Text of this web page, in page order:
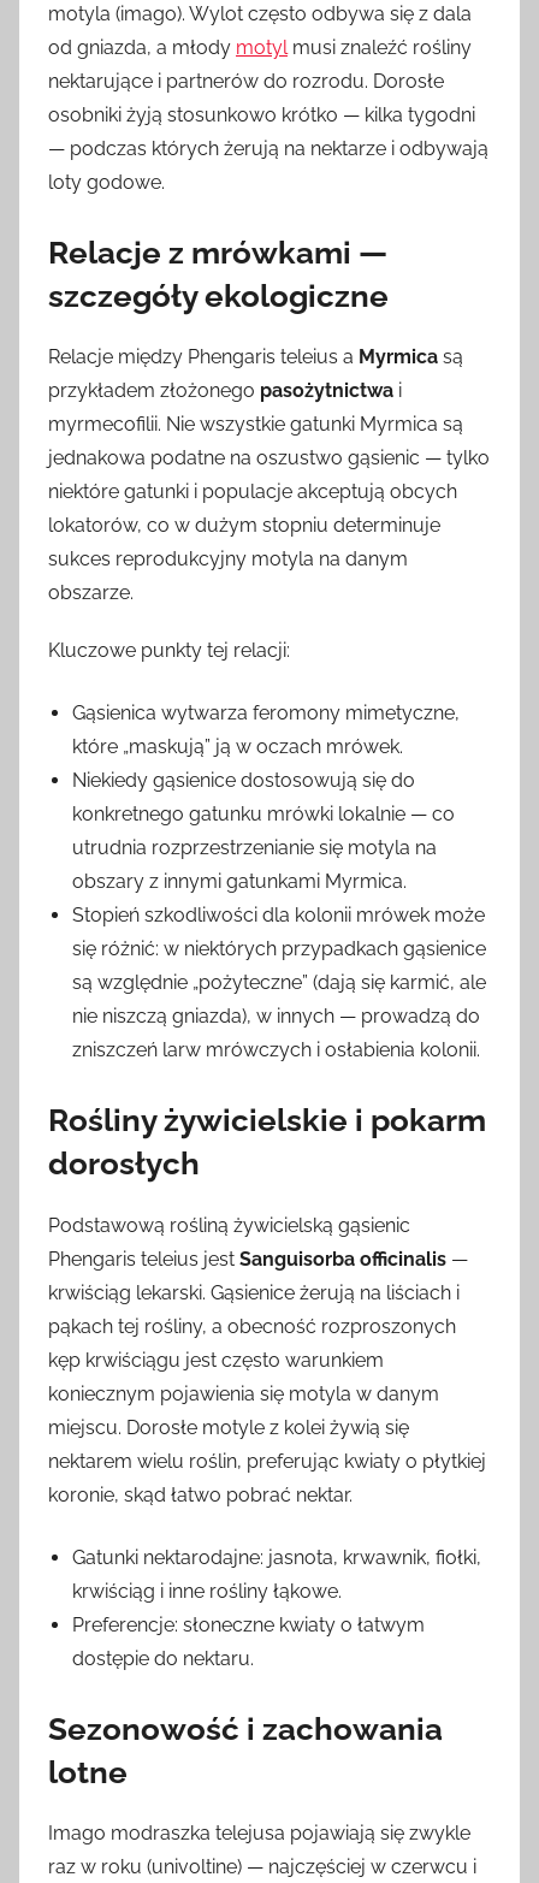
motyla (imago). Wylot często odbywa się z dala
od gniazda, a młody motylmusi znaleźć rośliny
nektarujące i partnerów do rozrodu. Dorosłe
osobniki żyją stosunkowo krótko — kilka tygodni
— podczas których żerują na nektarze i odbywają
loty godowe.
Relacje z mrówkami —
szczegóły ekologiczne
Relacje między Phengaris teleius a Myrmica są
przykładem złożonego pasożytnictwa i
myrmecofilii. Nie wszystkie gatunki Myrmica są
jednakowa podatne na oszustwo gąsienic — tylko
niektóre gatunki i populacje akceptują obcych
lokatorów, co w dużym stopniu determinuje
sukces reprodukcyjny motyla na danym
obszarze.
Kluczowe punkty tej relacji:
Gąsienica wytwarza feromony mimetyczne,
które „maskują” ją w oczach mrówek.
Niekiedy gąsienice dostosowują się do
konkretnego gatunku mrówki lokalnie — co
utrudnia rozprzestrzenianie się motyla na
obszary z innymi gatunkami Myrmica.
Stopień szkodliwości dla kolonii mrówek może
się różnić: w niektórych przypadkach gąsienice
są względnie „pożyteczne” (dają się karmić, ale
nie niszczą gniazda), w innych — prowadzą do
zniszczeń larw mrówczych i osłabienia kolonii.
Rośliny żywicielskie i pokarm
dorosłych
Podstawową rośliną żywicielską gąsienic
Phengaris teleius jest Sanguisorba officinalis —
krwiściąg lekarski. Gąsienice żerują na liściach i
pąkach tej rośliny, a obecność rozproszonych
kęp krwiściągu jest często warunkiem
koniecznym pojawienia się motyla w danym
miejscu. Dorosłe motyle z kolei żywią się
nektarem wielu roślin, preferując kwiaty o płytkiej
koronie, skąd łatwo pobrać nektar.
Gatunki nektarodajne: jasnota, krwawnik, fiołki,
krwiściąg i inne rośliny łąkowe.
Preferencje: słoneczne kwiaty o łatwym
dostępie do nektaru.
Sezonowość i zachowania
lotne
Imago modraszka telejusa pojawiają się zwykle
raz w roku (univoltine) — najczęściej w czerwcu i